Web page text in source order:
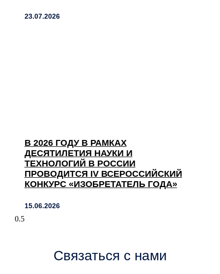
23.07.2026
В 2026 ГОДУ В РАМКАХ
ДЕСЯТИЛЕТИЯ НАУКИ И
ТЕХНОЛОГИЙ В РОССИИ
ПРОВОДИТСЯ IV ВСЕРОССИЙСКИЙ
КОНКУРС «ИЗОБРЕТАТЕЛЬ ГОДА»
15.06.2026
Связаться с нами